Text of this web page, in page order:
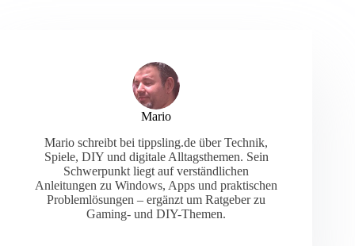
Mario
Mario schreibt bei tippsling.de über Technik,
Spiele, DIY und digitale Alltagsthemen. Sein
Schwerpunkt liegt auf verständlichen
Anleitungen zu Windows, Apps und praktischen
Problemlösungen – ergänzt um Ratgeber zu
Gaming- und DIY-Themen.